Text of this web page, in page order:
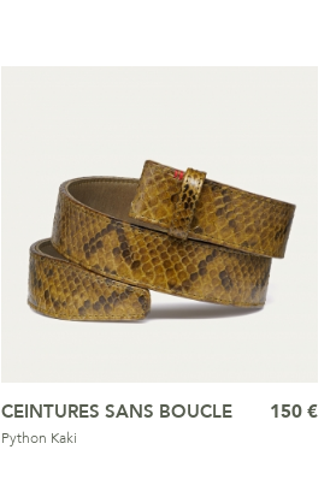
CEINTURES SANS BOUCLE
Python Kaki
150 €